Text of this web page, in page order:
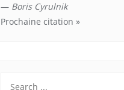
— Boris Cyrulnik
Prochaine citation »